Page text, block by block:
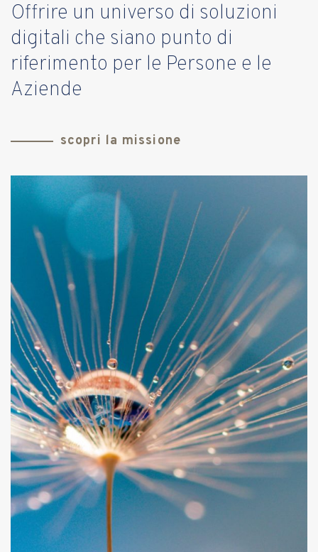
Offrire un universo di soluzioni
digitali che siano punto di
riferimento per le Persone e le
Aziende
scopri la missione